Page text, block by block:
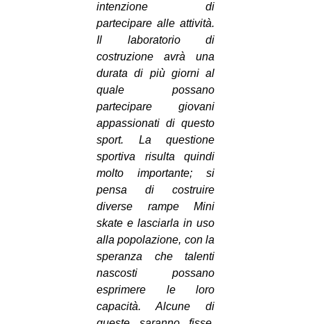
intenzione di
partecipare alle attività.
Il laboratorio di
costruzione avrà una
durata di più giorni al
quale possano
partecipare giovani
appassionati di questo
sport. La questione
sportiva risulta quindi
molto importante; si
pensa di costruire
diverse rampe Mini
skate e lasciarla in uso
alla popolazione, con la
speranza che talenti
nascosti possano
esprimere le loro
capacità. Alcune di